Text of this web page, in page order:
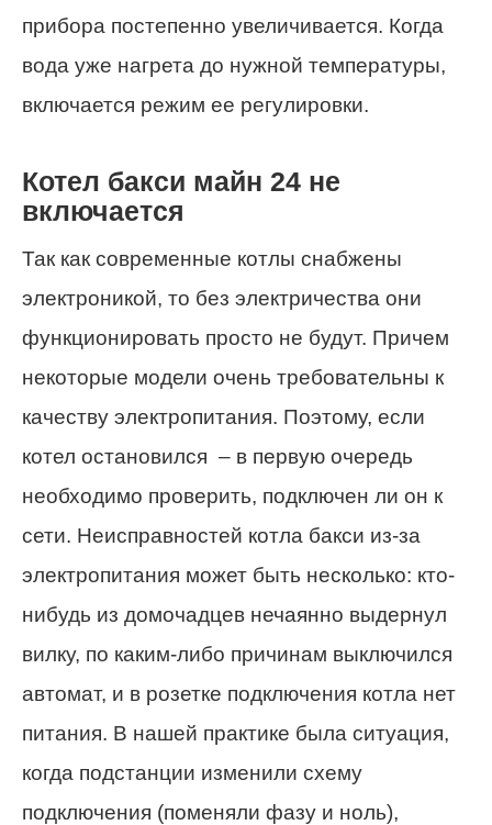
прибора постепенно увеличивается. Когда
вода уже нагрета до нужной температуры,
включается режим ее регулировки.
Котел бакси майн 24 не
включается
Так как современные котлы снабжены
электроникой, то без электричества они
функционировать просто не будут. Причем
некоторые модели очень требовательны к
качеству электропитания. Поэтому, если
котел остановился – в первую очередь
необходимо проверить, подключен ли он к
сети. Неисправностей котла бакси из-за
электропитания может быть несколько: кто-
нибудь из домочадцев нечаянно выдернул
вилку, по каким-либо причинам выключился
автомат, и в розетке подключения котла нет
питания. В нашей практике была ситуация,
когда подстанции изменили схему
подключения (поменяли фазу и ноль),